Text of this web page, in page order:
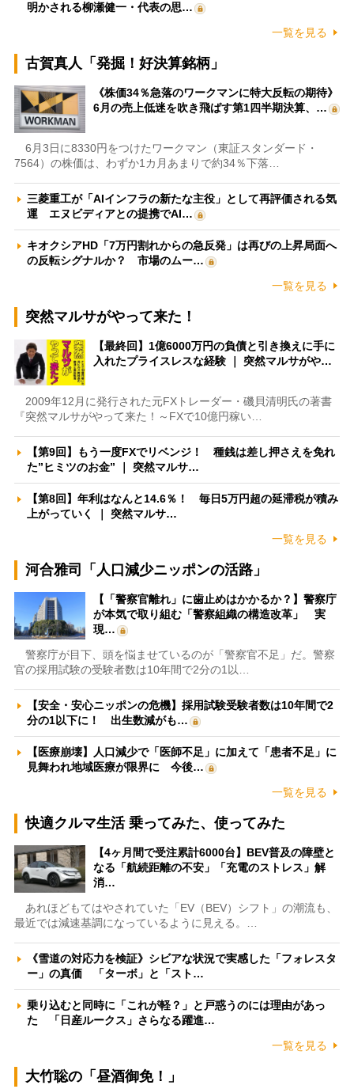
明かされる柳瀬健一・代表の思…
一覧を見る
古賀真人「発掘！好決算銘柄」
《株価34％急落のワークマンに特大反転の期待》
6月の売上低迷を吹き飛ばす第1四半期決算、…
6月3日に8330円をつけたワークマン（東証スタンダード・
7564）の株価は、わずか1カ月あまりで約34％下落…
三菱重工が「AIインフラの新たな主役」として再評価される気
運 エヌビディアとの提携でAI…
キオクシアHD「7万円割れからの急反発」は再びの上昇局面へ
の反転シグナルか？ 市場のムー…
一覧を見る
突然マルサがやって来た！
【最終回】1億6000万円の負債と引き換えに手に
入れたプライスレスな経験 ｜ 突然マルサがや…
2009年12月に発行された元FXトレーダー・磯貝清明氏の著書
『突然マルサがやって来た！～FXで10億円稼い…
【第9回】もう一度FXでリベンジ！ 種銭は差し押さえを免れ
た”ヒミツのお金” ｜ 突然マルサ…
【第8回】年利はなんと14.6％！ 毎日5万円超の延滞税が積み
上がっていく ｜ 突然マルサ…
一覧を見る
河合雅司「人口減少ニッポンの活路」
【「警察官離れ」に歯止めはかかるか？】警察庁
が本気で取り組む「警察組織の構造改革」 実
現…
警察庁が目下、頭を悩ませているのが「警察官不足」だ。警察
官の採用試験の受験者数は10年間で2分の1以…
【安全・安心ニッポンの危機】採用試験受験者数は10年間で2
分の1以下に！ 出生数減がも…
【医療崩壊】人口減少で「医師不足」に加えて「患者不足」に
見舞われ地域医療が限界に 今後…
一覧を見る
快適クルマ生活 乗ってみた、使ってみた
【4ヶ月間で受注累計6000台】BEV普及の障壁と
なる「航続距離の不安」「充電のストレス」解
消…
あれほどもてはやされていた「EV（BEV）シフト」の潮流も、
最近では減速基調になっているように見える。…
《雪道の対応力を検証》シビアな状況で実感した「フォレスタ
ー」の真価 「ターボ」と「スト…
乗り込むと同時に「これが軽？」と戸惑うのには理由があっ
た 「日産ルークス」さらなる躍進…
一覧を見る
大竹聡の「昼酒御免！」